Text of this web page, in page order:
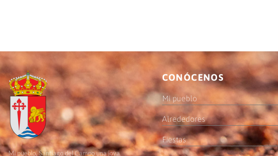
Mi pueblo, Santiago del Campo una joya
CONÓCENOS
Mi pueblo
Alrededores
Fiestas